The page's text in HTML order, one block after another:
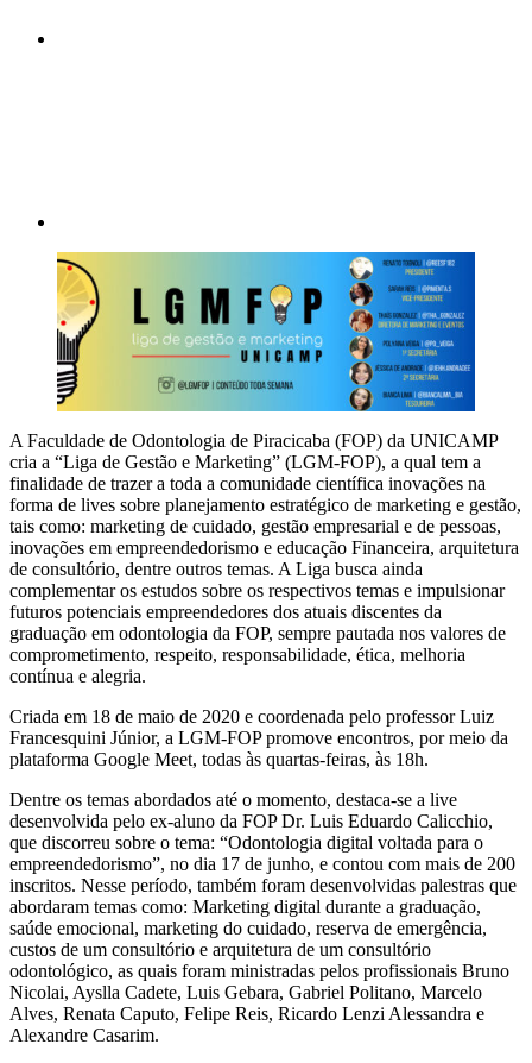
A Faculdade de Odontologia de Piracicaba (FOP) da UNICAMP
cria a “Liga de Gestão e Marketing” (LGM-FOP), a qual tem a
finalidade de trazer a toda a comunidade científica inovações na
forma de lives sobre planejamento estratégico de marketing e gestão,
tais como: marketing de cuidado, gestão empresarial e de pessoas,
inovações em empreendedorismo e educação Financeira, arquitetura
de consultório, dentre outros temas. A Liga busca ainda
complementar os estudos sobre os respectivos temas e impulsionar
futuros potenciais empreendedores dos atuais discentes da
graduação em odontologia da FOP, sempre pautada nos valores de
comprometimento, respeito, responsabilidade, ética, melhoria
contínua e alegria.
Criada em 18 de maio de 2020 e coordenada pelo professor Luiz
Francesquini Júnior, a LGM-FOP promove encontros, por meio da
plataforma Google Meet, todas às quartas-feiras, às 18h.
Dentre os temas abordados até o momento, destaca-se a live
desenvolvida pelo ex-aluno da FOP Dr. Luis Eduardo Calicchio,
que discorreu sobre o tema: “Odontologia digital voltada para o
empreendedorismo”, no dia 17 de junho, e contou com mais de 200
inscritos. Nesse período, também foram desenvolvidas palestras que
abordaram temas como: Marketing digital durante a graduação,
saúde emocional, marketing do cuidado, reserva de emergência,
custos de um consultório e arquitetura de um consultório
odontológico, as quais foram ministradas pelos profissionais Bruno
Nicolai, Ayslla Cadete, Luis Gebara, Gabriel Politano, Marcelo
Alves, Renata Caputo, Felipe Reis, Ricardo Lenzi Alessandra e
Alexandre Casarim.